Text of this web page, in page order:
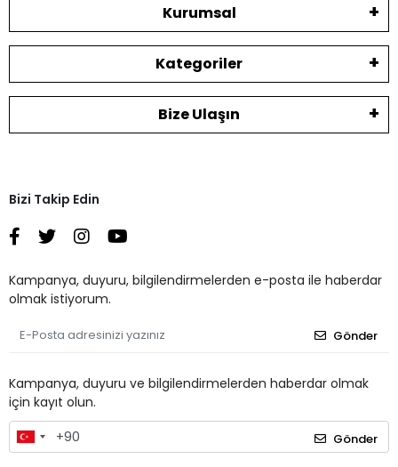
Kurumsal
Kategoriler
Bize Ulaşın
Bizi Takip Edin
Kampanya, duyuru, bilgilendirmelerden e-posta ile haberdar
olmak istiyorum.
Gönder
Kampanya, duyuru ve bilgilendirmelerden haberdar olmak
için kayıt olun.
Gönder